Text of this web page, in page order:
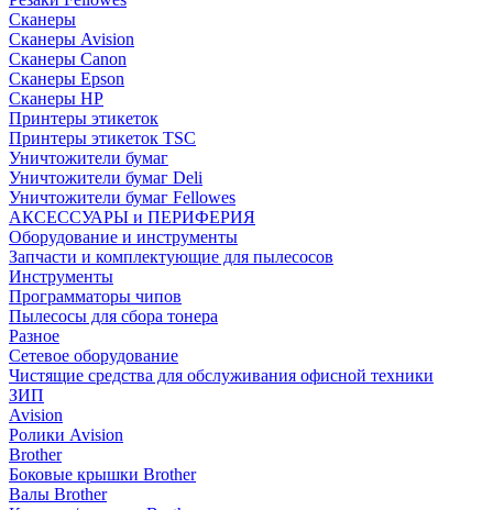
Сканеры
Сканеры Avision
Сканеры Canon
Сканеры Epson
Сканеры HP
Принтеры этикеток
Принтеры этикеток TSC
Уничтожители бумаг
Уничтожители бумаг Deli
Уничтожители бумаг Fellowes
АКСЕССУАРЫ и ПЕРИФЕРИЯ
Оборудование и инструменты
Запчасти и комплектующие для пылесосов
Инструменты
Программаторы чипов
Пылесосы для сбора тонера
Разное
Сетевое оборудование
Чистящие средства для обслуживания офисной техники
ЗИП
Avision
Ролики Avision
Brother
Боковые крышки Brother
Валы Brother